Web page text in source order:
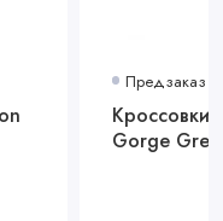
Предзаказ
Кроссовки
Gorge